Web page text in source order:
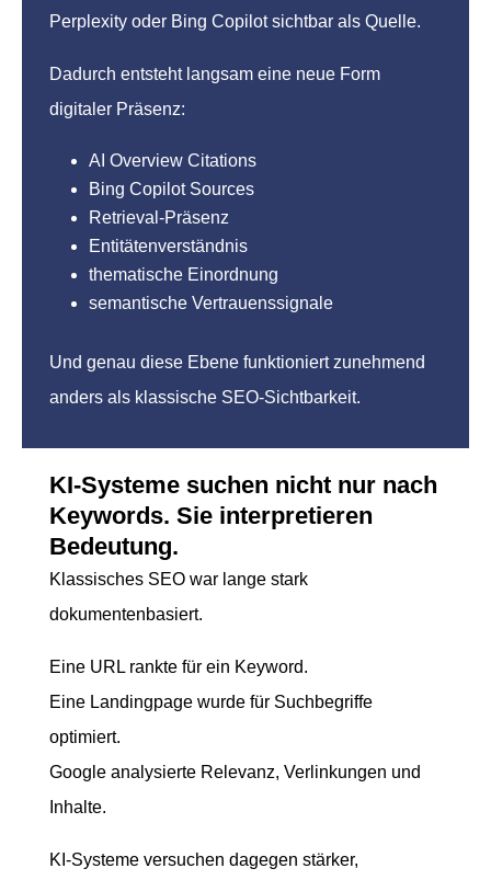
Perplexity oder Bing Copilot sichtbar als Quelle.
Dadurch entsteht langsam eine neue Form
digitaler Präsenz:
AI Overview Citations
Bing Copilot Sources
Retrieval-Präsenz
Entitätenverständnis
thematische Einordnung
semantische Vertrauenssignale
Und genau diese Ebene funktioniert zunehmend
anders als klassische SEO-Sichtbarkeit.
KI-Systeme suchen nicht nur nach
Keywords. Sie interpretieren
Bedeutung.
Klassisches SEO war lange stark
dokumentenbasiert.
Eine URL rankte für ein Keyword.
Eine Landingpage wurde für Suchbegriffe
optimiert.
Google analysierte Relevanz, Verlinkungen und
Inhalte.
KI-Systeme versuchen dagegen stärker,